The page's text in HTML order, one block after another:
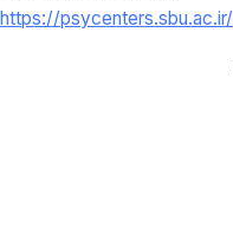
https://psycenters.sbu.ac.ir/